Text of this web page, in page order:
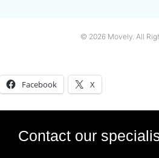
© 2026 Movely. All
Facebook X
Contact our